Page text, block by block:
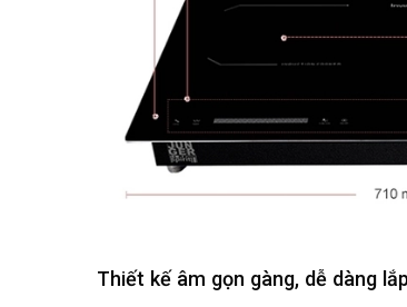
Thiết kế âm gọn gàng, dễ dàng